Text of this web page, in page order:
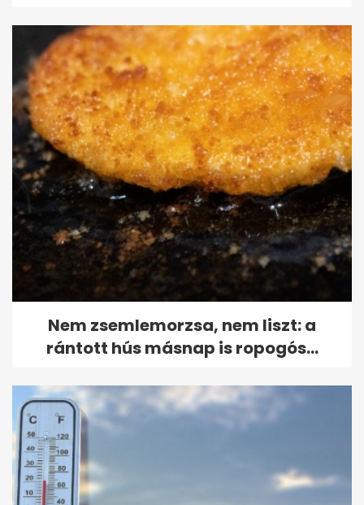
Nem zsemlemorzsa, nem liszt: a
rántott hús másnap is ropogós...